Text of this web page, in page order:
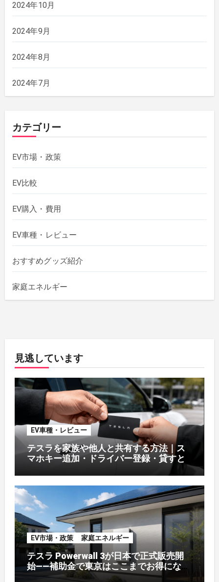
2024年10月
2024年9月
2024年8月
2024年7月
カテゴリー
EV市場・政策
EV比較
EV購入・費用
EV車種・レビュー
おすすめグッズ紹介
家庭エネルギー
見逃しています
EV車種・レビュー
テスラを家族や他人と共有する方法｜ス
マホキー追加・ドライバー登録・貸すと
EV市場・政策 家庭エネルギー
テスラ Powerwall 3が日本で正式販売開
始——補助金で東京はここまでお得になる
【2026年8月最新】